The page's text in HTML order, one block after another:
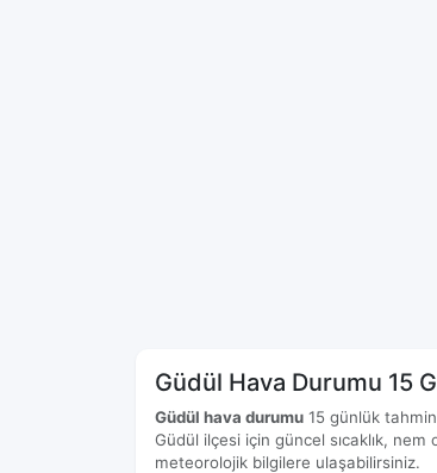
Güdül Hava Durumu 15
Güdül hava durumu 15 günlük
Güdül ilçesi için güncel sıcaklık, nem
meteorolojik bilgilere ulaşabilirsiniz.